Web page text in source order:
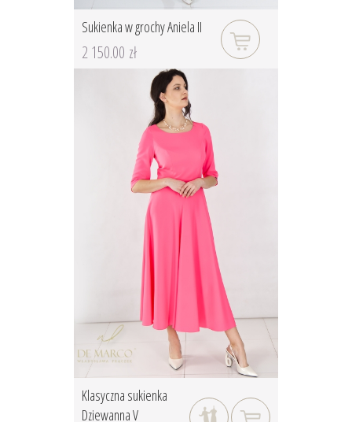
Sukienka w grochy Aniela II
2 150.00 zł
Klasyczna sukienka
Dziewanna V